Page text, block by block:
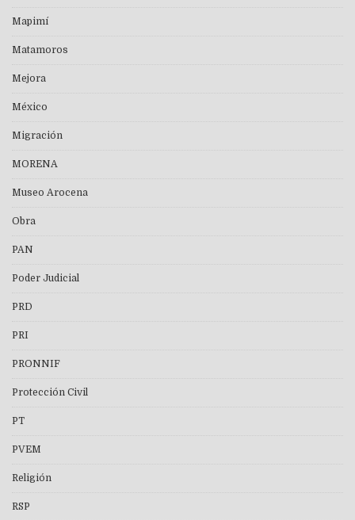
Mapimí
Matamoros
Mejora
México
Migración
MORENA
Museo Arocena
Obra
PAN
Poder Judicial
PRD
PRI
PRONNIF
Protección Civil
PT
PVEM
Religión
RSP